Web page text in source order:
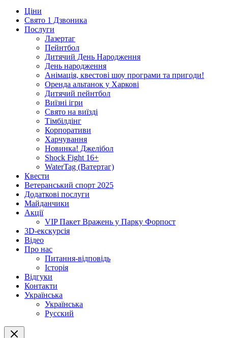
Ціни
Свято 1 Дзвоника
Послуги
Лазертаг
Пейнтбол
Дитячий День Народження
День народження
Анімація, квестові шоу програми та пригоди!
Оренда альтанок у Харкові
Дитячий пейнтбол
Виїзні ігри
Свято на виїзді
Тімбілдінг
Корпоративи
Харчування
Новинка! Джелібол
Shock Fight 16+
WaterTag (Ватертаг)
Квести
Ветеранський спорт 2025
Додаткові послуги
Майданчики
Акції
VIP Пакет Вражень у Парку Форпост
3D-екскурсія
Відео
Про нас
Питання-відповідь
Історія
Відгуки
Контакти
Українська
Українська
Русский